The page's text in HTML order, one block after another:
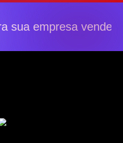
empresa vender